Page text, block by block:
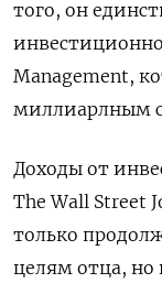
того, он
Management,
миллиарлным
Доходы от
The Wall Street
только
целям отца, но